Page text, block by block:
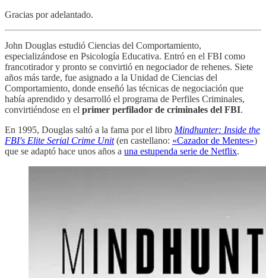
Gracias por adelantado.
John Douglas estudió Ciencias del Comportamiento,
especializándose en Psicología Educativa. Entró en el FBI como
francotirador y pronto se convirtió en negociador de rehenes. Siete
años más tarde, fue asignado a la Unidad de Ciencias del
Comportamiento, donde enseñó las técnicas de negociación que
había aprendido y desarrolló el programa de Perfiles Criminales,
convirtiéndose en el primer perfilador de criminales del FBI.
En 1995, Douglas saltó a la fama por el libro Mindhunter: Inside the
FBI's Elite Serial Crime Unit(en castellano: «Cazador de Mentes»)
que se adaptó hace unos años a una estupenda serie de Netflix.